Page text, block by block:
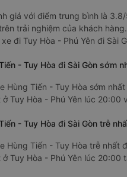
giá với điểm trung bình là
trải nghiệm của khách
đi Tuy Hòa - Phú Yên đi Sài
- Tuy Hòa đi Sài Gòn sớm
Hùng Tiến - Tuy Hòa sớm
Tuy Hòa - Phú Yên lúc 20:00
- Tuy Hòa đi Sài Gòn trễ
Hùng Tiến - Tuy Hòa trễ nhất
Tuy Hòa - Phú Yên lúc 20:00